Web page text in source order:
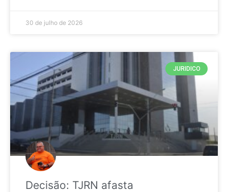
30 de julho de 2026
JURIDICO
Decisão: TJRN afasta